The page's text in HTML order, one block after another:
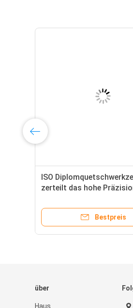
ISO
zerteilt das hohe
Bestpreis
über
Haus